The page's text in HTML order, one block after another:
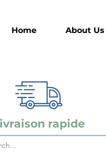
Home About Us
rapide